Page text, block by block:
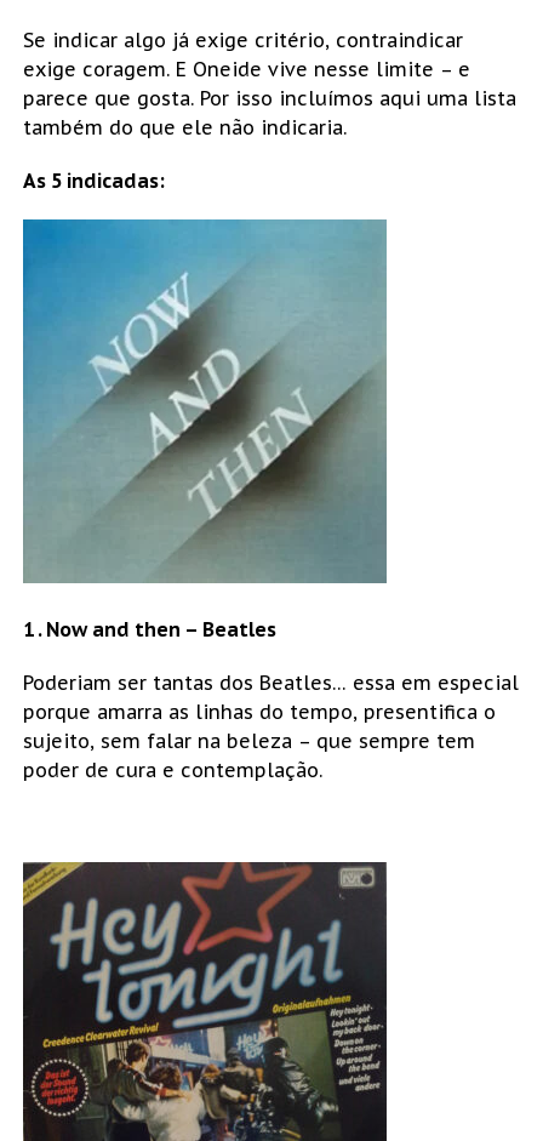
Se indicar algo já exige critério, contraindicar
exige coragem. E Oneide vive nesse limite – e
parece que gosta. Por isso incluímos aqui uma lista
também do que ele não indicaria.
As 5 indicadas:
1 . Now and then – Beatles
Poderiam ser tantas dos Beatles… essa em especial
porque amarra as linhas do tempo, presentifica o
sujeito, sem falar na beleza – que sempre tem
poder de cura e contemplação.